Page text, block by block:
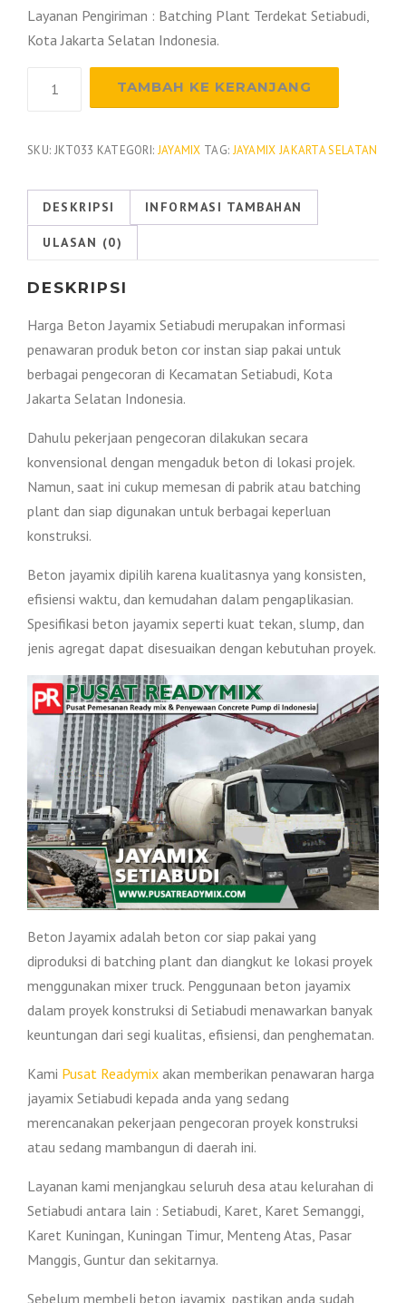
Layanan Pengiriman : Batching Plant Terdekat Setiabudi,
Kota Jakarta Selatan Indonesia.
Jayamix
2026
TAMBAH KE KERANJANG
SKU: JKT033 KATEGORI: JAYAMIX TAG: JAYAMIX JAKARTA SELATAN
DESKRIPSI INFORMASI TAMBAHAN
ULASAN (0)
DESKRIPSI
Harga Beton Jayamix Setiabudi merupakan informasi
penawaran produk beton cor instan siap pakai untuk
berbagai pengecoran di Kecamatan Setiabudi, Kota
Jakarta Selatan Indonesia.
Dahulu pekerjaan pengecoran dilakukan secara
konvensional dengan mengaduk beton di lokasi projek.
Namun, saat ini cukup memesan di pabrik atau batching
plant dan siap digunakan untuk berbagai keperluan
konstruksi.
Beton jayamix dipilih karena kualitasnya yang konsisten,
efisiensi waktu, dan kemudahan dalam pengaplikasian.
Spesifikasi beton jayamix seperti kuat tekan, slump, dan
jenis agregat dapat disesuaikan dengan kebutuhan proyek.
Beton Jayamix adalah beton cor siap pakai yang
diproduksi di batching plant dan diangkut ke lokasi proyek
menggunakan mixer truck. Penggunaan beton jayamix
dalam proyek konstruksi di Setiabudi menawarkan banyak
keuntungan dari segi kualitas, efisiensi, dan penghematan.
Kami Pusat Readymix akan memberikan penawaran harga
jayamix Setiabudi kepada anda yang sedang
merencanakan pekerjaan pengecoran proyek konstruksi
atau sedang mambangun di daerah ini.
Layanan kami menjangkau seluruh desa atau kelurahan di
Setiabudi antara lain : Setiabudi, Karet, Karet Semanggi,
Karet Kuningan, Kuningan Timur, Menteng Atas, Pasar
Manggis, Guntur dan sekitarnya.
Sebelum membeli beton jayamix, pastikan anda sudah